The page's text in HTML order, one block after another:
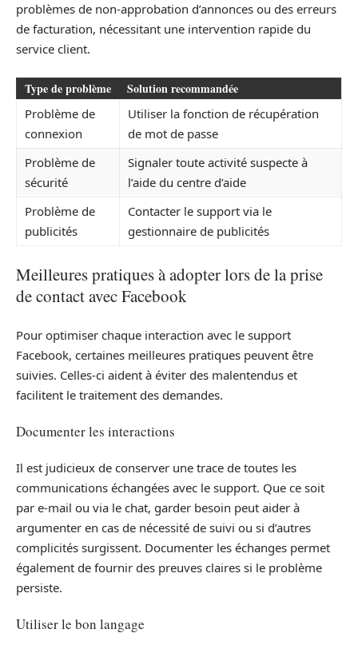
problèmes de non-approbation d’annonces ou des erreurs
de facturation, nécessitant une intervention rapide du
service client.
Type de problème Solution recommandée
Problème de
connexion
Utiliser la fonction de récupération
de mot de passe
Problème de
sécurité
Signaler toute activité suspecte à
l’aide du centre d’aide
Problème de
publicités
Contacter le support via le
gestionnaire de publicités
Meilleures pratiques à adopter lors de la prise
de contact avec Facebook
Pour optimiser chaque interaction avec le support
Facebook, certaines meilleures pratiques peuvent être
suivies. Celles-ci aident à éviter des malentendus et
facilitent le traitement des demandes.
Documenter les interactions
Il est judicieux de conserver une trace de toutes les
communications échangées avec le support. Que ce soit
par e-mail ou via le chat, garder besoin peut aider à
argumenter en cas de nécessité de suivi ou si d’autres
complicités surgissent. Documenter les échanges permet
également de fournir des preuves claires si le problème
persiste.
Utiliser le bon langage